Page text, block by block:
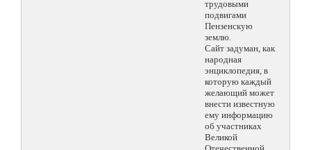
трудовыми
подвигами
Пензенскую
землю.
Сайт задуман, как
народная
энциклопедия, в
которую каждый
желающий может
внести известную
ему информацию
об участниках
Великой